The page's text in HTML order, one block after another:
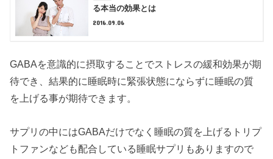
る本当の効果とは
2016.09.06
GABAを意識的に摂取することでストレスの緩和効果が期
待でき、結果的に睡眠時に緊張状態にならずに睡眠の質
を上げる事が期待できます。
サプリの中にはGABAだけでなく睡眠の質を上げるトリプ
トファンなども配合している睡眠サプリもありますので